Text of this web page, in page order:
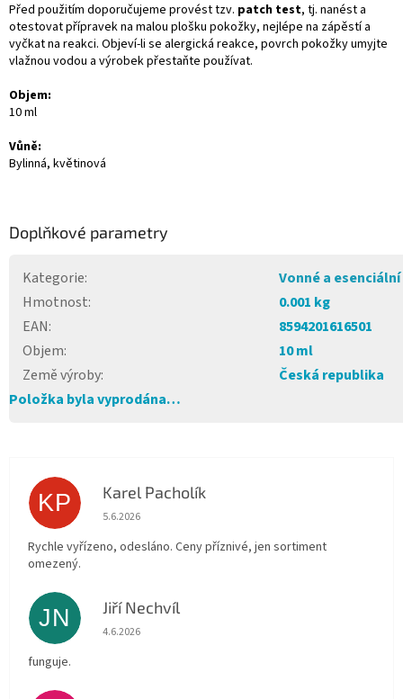
Před použitím doporučujeme provést tzv. patch test, tj. nanést a
otestovat přípravek na malou plošku pokožky, nejlépe na zápěstí a
vyčkat na reakci. Objeví-li se alergická reakce, povrch pokožky umyjte
vlažnou vodou a výrobek přestaňte používat.
Objem:
10 ml
Vůně:
Bylinná, květinová
Doplňkové parametry
Kategorie:
Vonné a
Hmotnost:
0.001 kg
EAN:
8594201616501
Objem:
10 ml
Země výroby:
Česká republika
Položka byla vyprodána…
KP Karel Pacholík
Hodnocení obchodu je 4 z 5 hvězdiček.
5.6.2026
Rychle vyřízeno, odesláno. Ceny příznivé, jen sortiment
omezený.
JN Jiří Nechvíl
Hodnocení obchodu je 5 z 5 hvězdiček.
4.6.2026
funguje.